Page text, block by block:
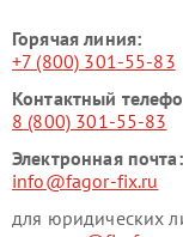
Горячая линия:
+7 (800) 301-55-83
Контактный
8 (800) 301-55-83
Электронная почта:
info@fagor-fix.ru
для юридических